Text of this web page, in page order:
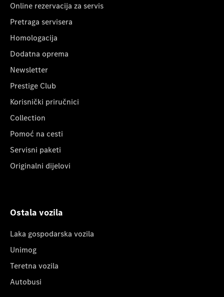
Online rezervacija za servis
Pretraga servisera
Homologacija
Dodatna oprema
Newsletter
Prestige Club
Korisnički priručnici
Collection
Pomoć na cesti
Servisni paketi
Originalni dijelovi
Ostala vozila
Laka gospodarska vozila
Unimog
Teretna vozila
Autobusi